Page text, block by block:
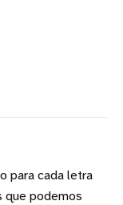
para cada letra
que podemos